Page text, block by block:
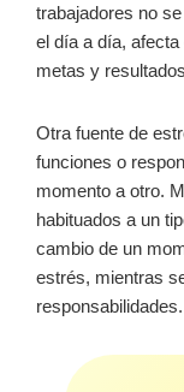
trabajadores no
el día a día,
metas y
Otra fuente de
funciones o
momento a otro.
habituados a un
cambio de un
estrés, mientras
responsabilidades.